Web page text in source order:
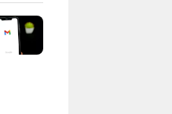
Gmailu, zlobí se